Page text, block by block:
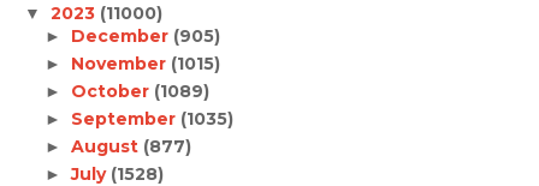
▼ 2023 (11000)
► December (905)
► November (1015)
► October (1089)
► September (1035)
► August (877)
►July (1528)